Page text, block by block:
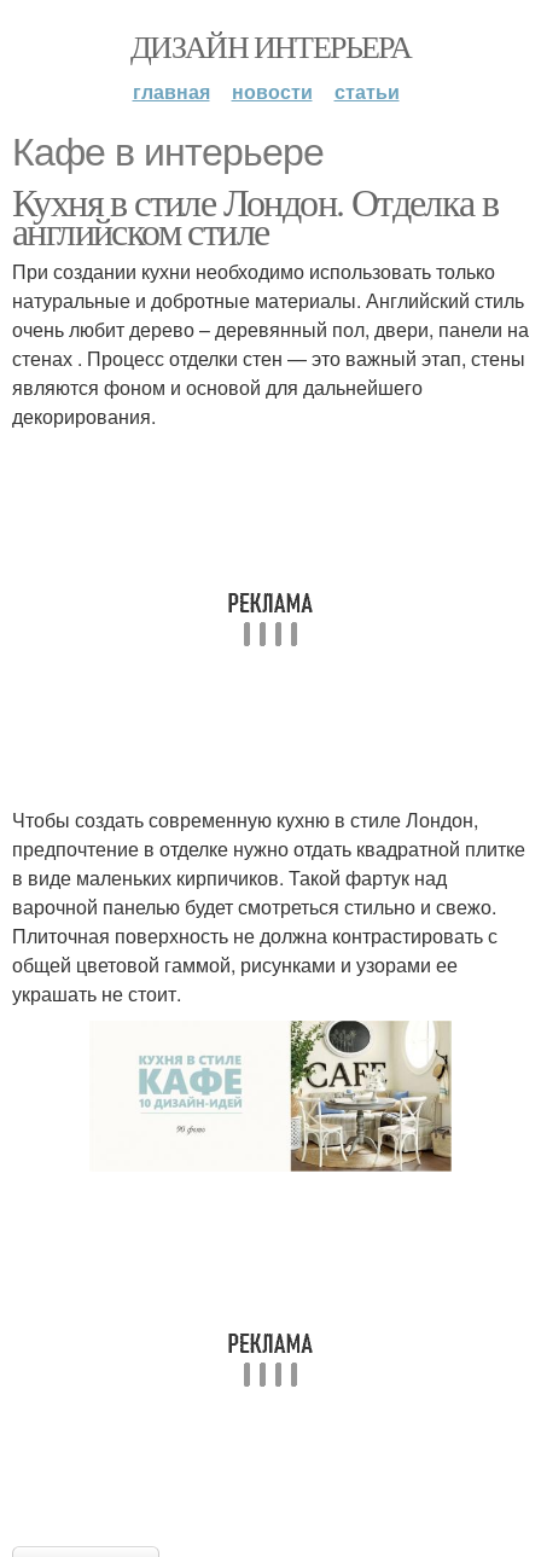
ДИЗАЙН ИНТЕРЬЕРА
главная новости статьи
Кафе в интерьере
Кухня в стиле Лондон. Отделка в
английском стиле
При создании кухни необходимо использовать только
натуральные и добротные материалы. Английский стиль
очень любит дерево – деревянный пол, двери, панели на
стенах . Процесс отделки стен — это важный этап, стены
являются фоном и основой для дальнейшего
декорирования.
Чтобы создать современную кухню в стиле Лондон,
предпочтение в отделке нужно отдать квадратной плитке
в виде маленьких кирпичиков. Такой фартук над
варочной панелью будет смотреться стильно и свежо.
Плиточная поверхность не должна контрастировать с
общей цветовой гаммой, рисунками и узорами ее
украшать не стоит.